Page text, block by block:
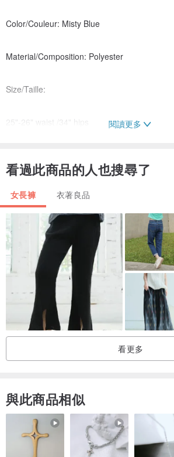
Color/Couleur: Misty Blue
Material/Composition: Polyester
Size/Taille:
25"-26" waist /34" hips
33" bust ,25" waist ,and 35" hips
Care instructions/Entretien: Cold handwash
設計重點
*古著商品衣標不見
*現貨，可於3-5個工作天內出貨
搭配單品:Milano Shirt , Ana Midheel Pumps
閱讀更多
看過此商品的人也搜尋了
女長褲 衣著良品
看更多
與此商品相似